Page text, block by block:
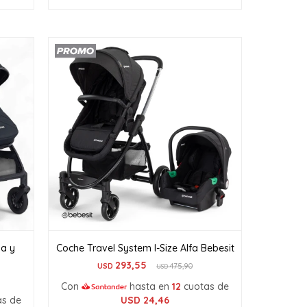
y
de
Coche Travel System I-Size Alfa Bebesit
USD 293,55 USD475,90
Con hasta en12 cuotas de
USD 24,46